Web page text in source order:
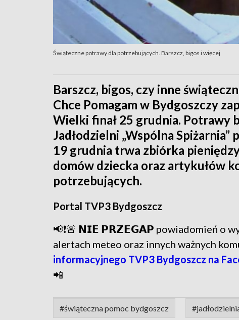
Świąteczne potrawy dla potrzebujących. Barszcz, bigos i więcej
Barszcz, bigos, czy inne
Chce Pomagam w Bydgoszczy
Wielki finał 25 grudnia. Potrawy
Jadłodzielni „Wspólna
19 grudnia trwa zbiórka
domów dziecka oraz artykułów
potrzebujących.
Portal TVP3 Bydgoszcz
📢❗🚨 𝗡𝗜𝗘 𝗣𝗥𝗭𝗘𝗚𝗔𝗣 powiadomień o
alertach meteo oraz innych ważnych
informacyjnego TVP3 Bydgoszcz na
📲
#świąteczna pomoc bydgoszcz